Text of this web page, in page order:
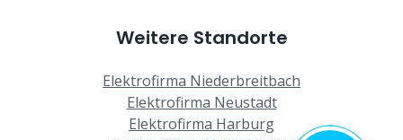
Weitere Standorte
Elektrofirma Niederbreitbach
Elektrofirma Neustadt
Elektrofirma Harburg